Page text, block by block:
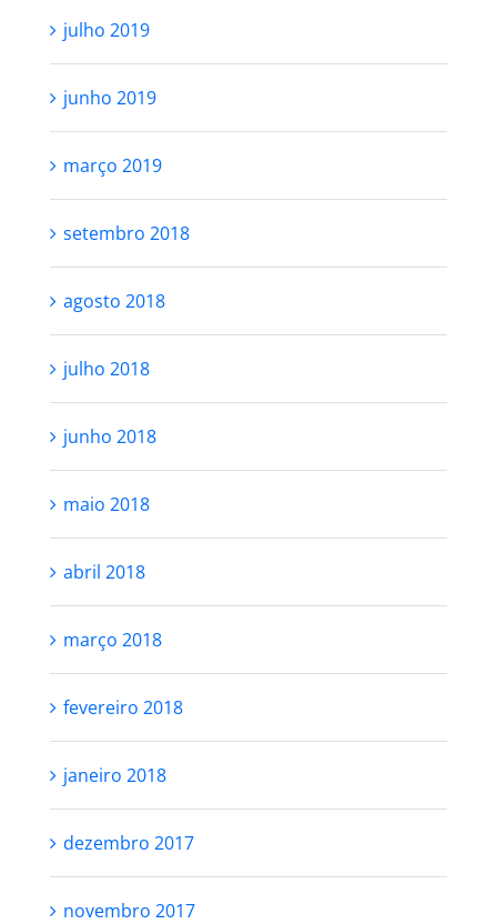
julho 2019
junho 2019
março 2019
setembro 2018
agosto 2018
julho 2018
junho 2018
maio 2018
abril 2018
março 2018
fevereiro 2018
janeiro 2018
dezembro 2017
novembro 2017